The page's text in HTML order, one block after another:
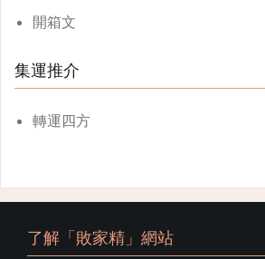
開箱文
集運推介
轉運四方
了解「敗家精」網站